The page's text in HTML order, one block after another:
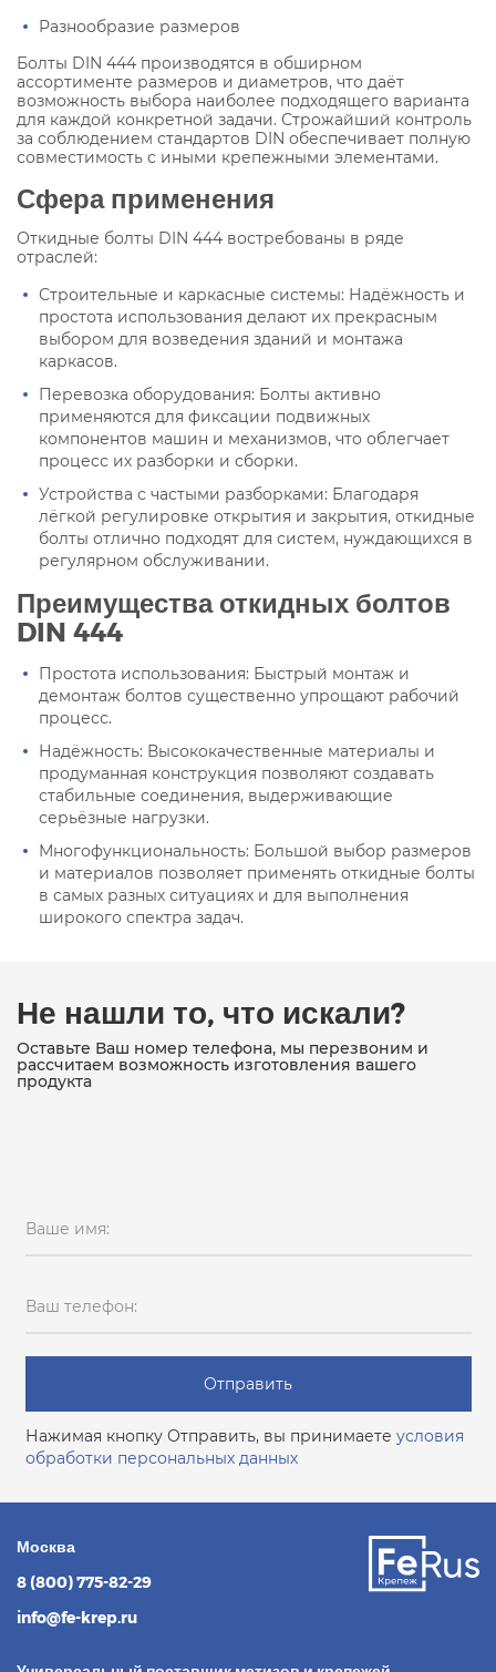
Разнообразие размеров
Болты DIN 444 производятся в обширном
ассортименте размеров и диаметров, что даёт
возможность выбора наиболее подходящего варианта
для каждой конкретной задачи. Строжайший контроль
за соблюдением стандартов DIN обеспечивает полную
совместимость с иными крепежными элементами.
Сфера применения
Откидные болты DIN 444 востребованы в ряде
отраслей:
Строительные и каркасные системы: Надёжность и
простота использования делают их прекрасным
выбором для возведения зданий и монтажа
каркасов.
Перевозка оборудования: Болты активно
применяются для фиксации подвижных
компонентов машин и механизмов, что облегчает
процесс их разборки и сборки.
Устройства с частыми разборками: Благодаря
лёгкой регулировке открытия и закрытия, откидные
болты отлично подходят для систем, нуждающихся в
регулярном обслуживании.
Преимущества откидных болтов
DIN 444
Простота использования: Быстрый монтаж и
демонтаж болтов существенно упрощают рабочий
процесс.
Надёжность: Высококачественные материалы и
продуманная конструкция позволяют создавать
стабильные соединения, выдерживающие
серьёзные нагрузки.
Многофункциональность: Большой выбор размеров
и материалов позволяет применять откидные болты
в самых разных ситуациях и для выполнения
широкого спектра задач.
Не нашли то, что искали?
Оставьте Ваш номер телефона, мы перезвоним и
рассчитаем возможность изготовления вашего
продукта
Ваше имя:
Ваш телефон:
Отправить
Нажимая кнопку Отправить, вы принимаете условия
обработки персональных данных
Москва
8 (800) 775-82-29
info@fe-krep.ru